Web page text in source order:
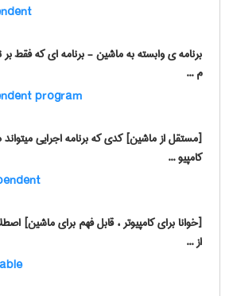
برنامه ی وابسته به ماشین - برنامه ای که فقط
م ...
program
[مستقل از ماشین] کدی که برنامه اجرایی
کامپیو ...
[خوانا برای کامپیوتر ، قابل فهم برای ماشین]
از ...